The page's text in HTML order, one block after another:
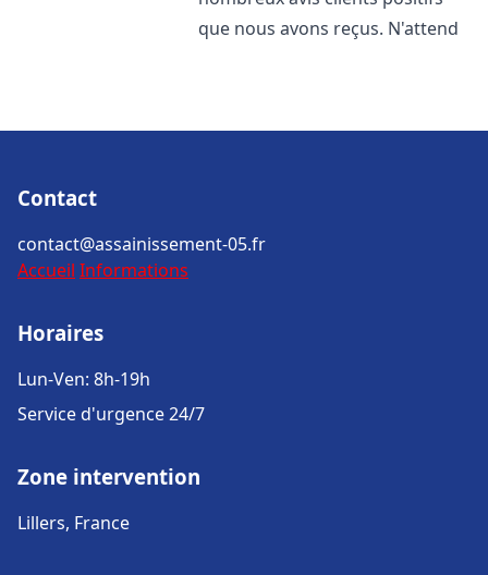
que nous avons reçus. N'attend
Contact
contact@assainissement-05.fr
Accueil Informations
Horaires
Lun-Ven: 8h-19h
Service d'urgence 24/7
Zone intervention
Lillers, France